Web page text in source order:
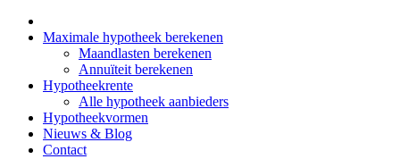
Maximale hypotheek berekenen
Maandlasten berekenen
Annuïteit berekenen
Hypotheekrente
Alle hypotheek aanbieders
Hypotheekvormen
Nieuws & Blog
Contact